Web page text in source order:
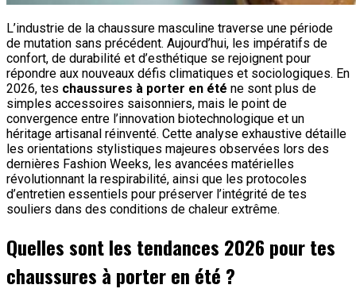
L’industrie de la chaussure masculine traverse une période
de mutation sans précédent. Aujourd’hui, les impératifs de
confort, de durabilité et d’esthétique se rejoignent pour
répondre aux nouveaux défis climatiques et sociologiques. En
2026, tes chaussures à porter en été ne sont plus de
simples accessoires saisonniers, mais le point de
convergence entre l’innovation biotechnologique et un
héritage artisanal réinventé. Cette analyse exhaustive détaille
les orientations stylistiques majeures observées lors des
dernières Fashion Weeks, les avancées matérielles
révolutionnant la respirabilité, ainsi que les protocoles
d’entretien essentiels pour préserver l’intégrité de tes
souliers dans des conditions de chaleur extrême.
Quelles sont les tendances 2026 pour tes
chaussures à porter en été ?